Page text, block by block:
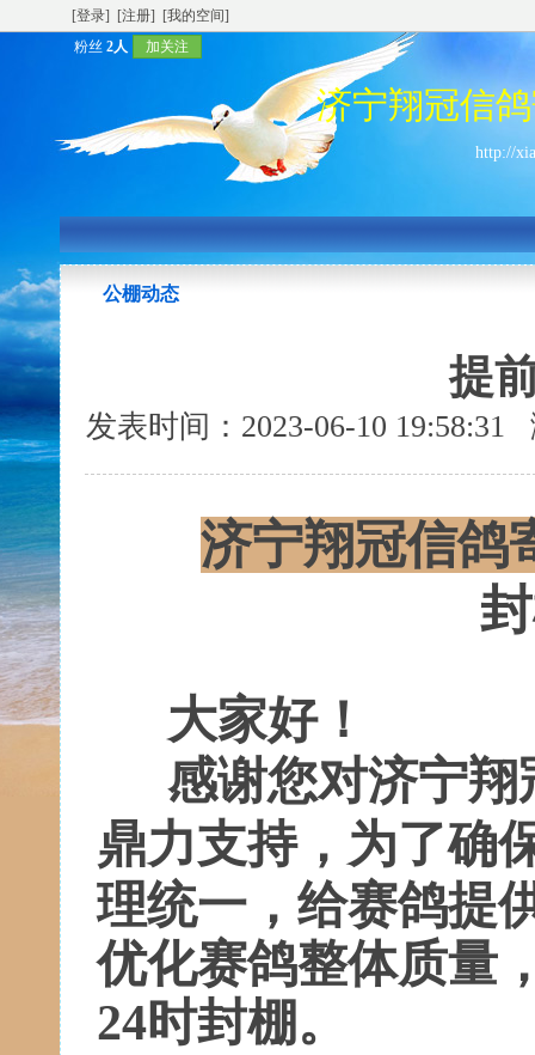
[登录] [注册]
[我的空间]
粉丝 2人 加关注
济宁翔冠信
http://
公棚动态
提
发表时间：2023-06-10
济宁翔冠信鸽
大家好！
感谢您对济宁翔
鼎力支持， 为了确
理统一，给赛鸽提
优化赛鸽整体质量
24时封棚。